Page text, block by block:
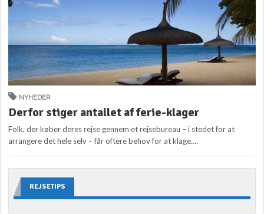
NYHEDER
Derfor stiger antallet af ferie-klager
Folk, der køber deres rejse gennem et rejsebureau – i stedet for at
arrangere det hele selv – får oftere behov for at klage....
REJSETIPS